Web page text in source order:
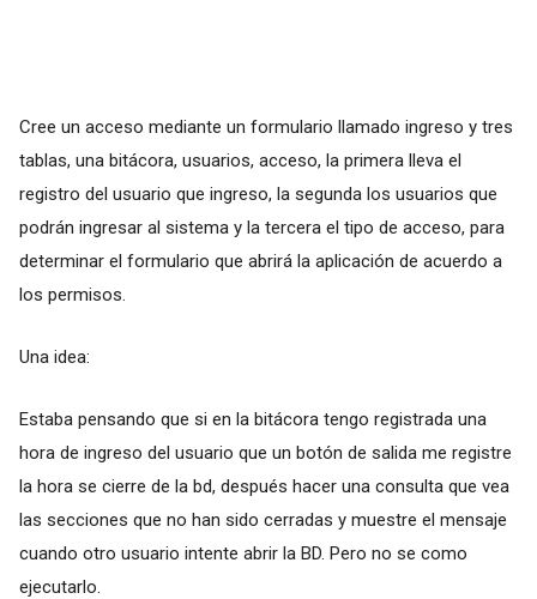
Cree un acceso mediante un formulario llamado ingreso y tres
tablas, una bitácora, usuarios, acceso, la primera lleva el
registro del usuario que ingreso, la segunda los usuarios que
podrán ingresar al sistema y la tercera el tipo de acceso, para
determinar el formulario que abrirá la aplicación de acuerdo a
los permisos.
Una idea:
Estaba pensando que si en la bitácora tengo registrada una
hora de ingreso del usuario que un botón de salida me registre
la hora se cierre de la bd, después hacer una consulta que vea
las secciones que no han sido cerradas y muestre el mensaje
cuando otro usuario intente abrir la BD. Pero no se como
ejecutarlo.